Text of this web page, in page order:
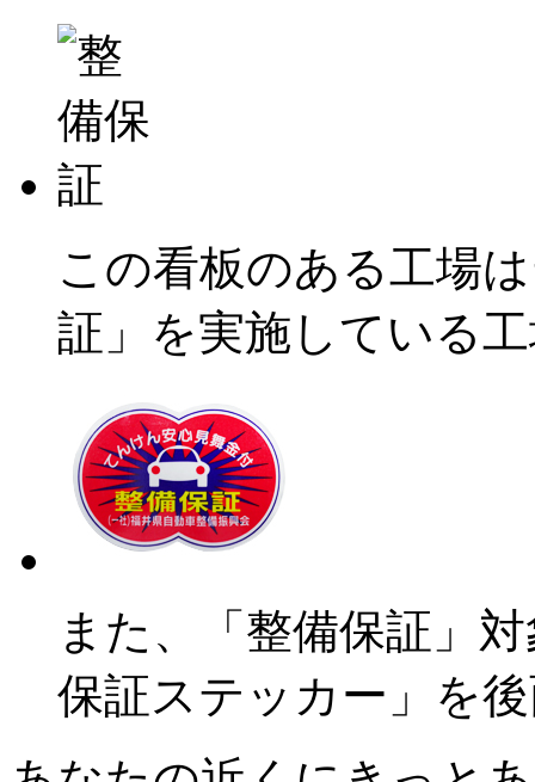
この看板のある工場
証」を実施している
また、「整備保証」
保証ステッカー」を